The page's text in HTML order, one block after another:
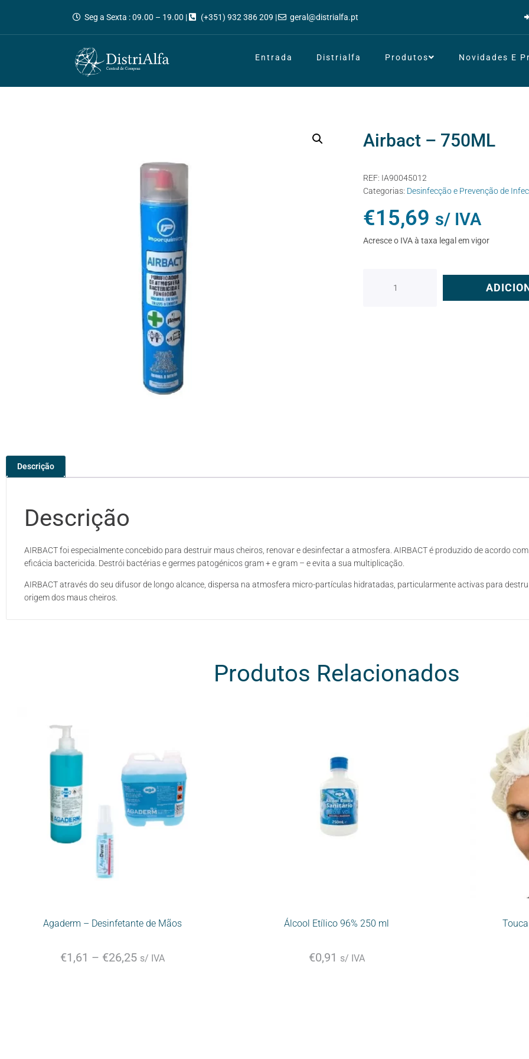
Seg a Sexta : 09.00 – 19.00 | (+351) 932 386 209 | geral@distrialfa.pt
Entrada Distrialfa Produtos Novidades E
Airbact – 750ML
REF: IA90045012
Categorias: Desinfecção e Prevenção de
€15,69 s/ IVA
Acresce o IVA à taxa legal em vigor
Descrição
Descrição
AIRBACT foi especialmente concebido para destruir maus cheiros, renovar e desinfectar a atmosfera. AIRBACT é produzido de acordo
eficácia bactericida. Destrói bactérias e germes patogénicos gram + e gram – e evita a sua multiplicação.
AIRBACT através do seu difusor de longo alcance, dispersa na atmosfera micro-partículas hidratadas, particularmente activas para
origem dos maus cheiros.
Produtos Relacionados
Agaderm – Desinfetante de Mãos
€1,61 – €26,25 s/ IVA
Álcool Etílico 96% 250 ml
€0,91 s/ IVA